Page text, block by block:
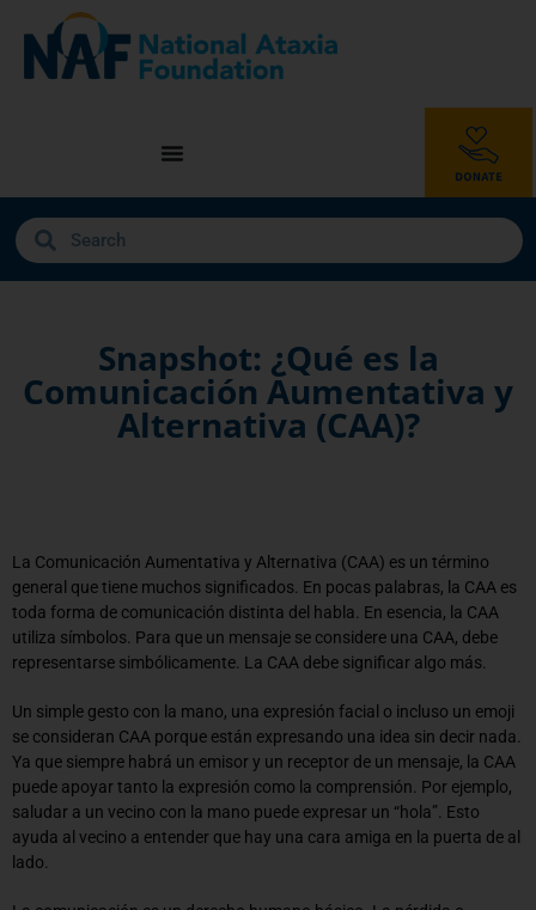
Snapshot: ¿Qué es la
Comunicación Aumentativa y
Alternativa (CAA)?
La Comunicación Aumentativa y Alternativa (CAA) es un término
general que tiene muchos significados. En pocas palabras, la CAA es
toda forma de comunicación distinta del habla. En esencia, la CAA
utiliza símbolos. Para que un mensaje se considere una CAA, debe
representarse simbólicamente. La CAA debe significar algo más.
Un simple gesto con la mano, una expresión facial o incluso un emoji
se consideran CAA porque están expresando una idea sin decir nada.
Ya que siempre habrá un emisor y un receptor de un mensaje, la CAA
puede apoyar tanto la expresión como la comprensión. Por ejemplo,
saludar a un vecino con la mano puede expresar un “hola”. Esto
ayuda al vecino a entender que hay una cara amiga en la puerta de al
lado.